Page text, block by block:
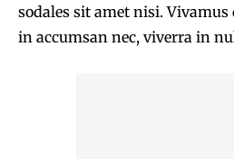
sodales sit amet nisi.
in accumsan nec, viverra in